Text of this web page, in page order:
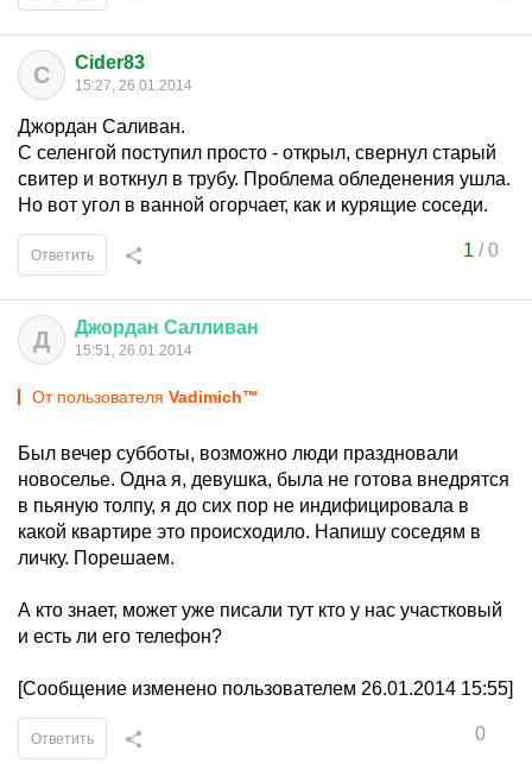
C Cider83
15:27, 26.01.2014
Джордан Саливан.
С селенгой поступил просто - открыл, свернул старый
свитер и воткнул в трубу. Проблема обледенения ушла.
Но вот угол в ванной огорчает, как и курящие соседи.
1 /0
Ответить
Д Джордан Салливан
15:51, 26.01.2014
От пользователя Vadimich™
Был вечер субботы, возможно люди праздновали
новоселье. Одна я, девушка, была не готова внедрятся
в пьяную толпу, я до сих пор не индифицировала в
какой квартире это происходило. Напишу соседям в
личку. Порешаем.
А кто знает, может уже писали тут кто у нас участковый
и есть ли его телефон?
[Сообщение изменено пользователем 26.01.2014 15:55]
0
Ответить